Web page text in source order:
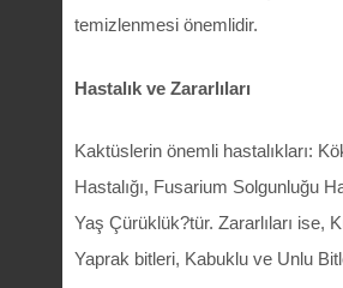
temizlenmesi önemlidir.
Hastalık ve Zararlıları
Kaktüslerin önemli hastalıkları:
Hastalığı, Fusarium Solgunluğu
Yaş Çürüklük?tür. Zararlıları ise,
Yaprak bitleri, Kabuklu ve Unlu